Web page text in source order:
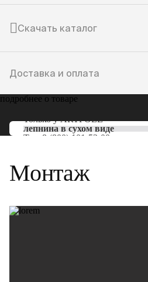
Скачать каталог
Доставка и оплата
подробнее о товаре
Только уARTPOLE
лепнина в сухом виде
Тел: 8 (800) 101-53-00
Монтаж